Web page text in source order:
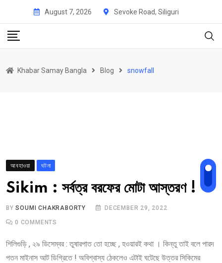
content
August 7, 2026 Sevoke Road, Siliguri
Khabar Samay Bangla Blog snowfall
আবহাওয়া ঘটনা
Sikim : সর্বত্র বরফের মোটা আস্তরণ !
BYSOUMI CHAKRABORTY DECEMBER 29, 2022
0 COMMENTS
শিলিগুড়ি , ২৯ ডিসেম্বর : তুষারপাত তো হচ্ছে , হওয়ারই কথা । কিন্তু তাই বলে পারদ
পতন মাইনাস আট ডিগ্রিতে ! অবিশ্বাস্য ঠেকলেও এটাই ঘটেছে উত্তর সিকিমের